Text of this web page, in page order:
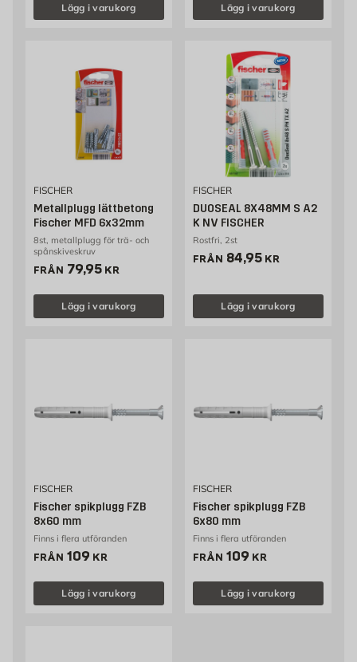
Lägg i varukorg Lägg i varukorg
FISCHER
Metallplugg lättbetong
Fischer MFD 6x32mm
8st, metallplugg för trä- och
spånskiveskruv
FRÅN Pris 79.95 kr
79,95 KR
Lägg i varukorg
FISCHER
DUOSEAL 8X48MM S A2
K NV FISCHER
Rostfri, 2st
FRÅN Pris 84.95 kr
84,95 KR
Lägg i varukorg
FISCHER
Fischer spikplugg FZB
8x60 mm
Finns i flera utföranden
FRÅN Pris 109 kr
109 KR
Lägg i varukorg
FISCHER
Fischer spikplugg FZB
6x80 mm
Finns i flera utföranden
FRÅN Pris 109 kr
109 KR
Lägg i varukorg